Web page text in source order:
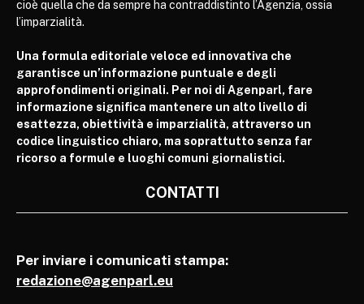
cioè quella che da sempre ha contraddistinto l’Agenzia, ossia
l’imparzialità.
Una formula editoriale veloce ed innovativa che
garantisce un’informazione puntuale e degli
approfondimenti originali. Per noi di Agenparl, fare
informazione significa mantenere un alto livello di
esattezza, obiettività e imparzialità, attraverso un
codice linguistico chiaro, ma soprattutto senza far
ricorso a formule e luoghi comuni giornalistici.
CONTATTI
Per inviare i comunicati stampa:
redazione@agenparl.eu